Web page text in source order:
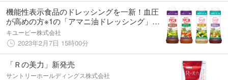
機能性表示食品のドレッシングを一新！血圧
が高めの方※1の「アマニ油ドレッシング」2
品とBMIが高めの方※2の「フィッテドレッシ
ング」2品を新発売。3月16日(木)から全国に
出荷
キユーピー株式会社
2023年2月7日 15時00分
「Ｒの美力」新発売
サントリーホールディングス株式会社